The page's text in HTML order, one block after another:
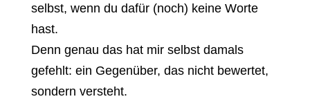
selbst, wenn du dafür (noch) keine Worte
hast.
Denn genau das hat mir selbst damals
gefehlt: ein Gegenüber, das nicht bewertet,
sondern versteht.